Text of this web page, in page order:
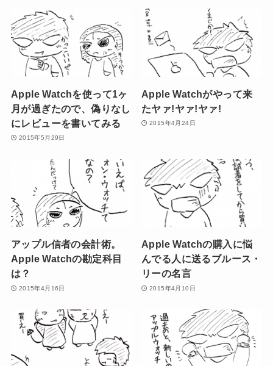
Apple Watchを使って1ヶ
月が過ぎたので、偽りなし
にレビューを書いてみる
2015年5月29日
Apple Watchがやって来
たヤァ!ヤァ!ヤァ!
2015年4月24日
アップル信者の会計術。
Apple Watchの勘定科目
は？
2015年4月16日
Apple Watchの購入に悩
んでる人に送るブルース・
リーの名言
2015年4月10日